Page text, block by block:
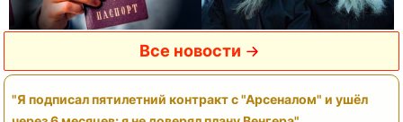
Все новости
"Я подписал пятилетний контракт с "Арсеналом" и ушёл